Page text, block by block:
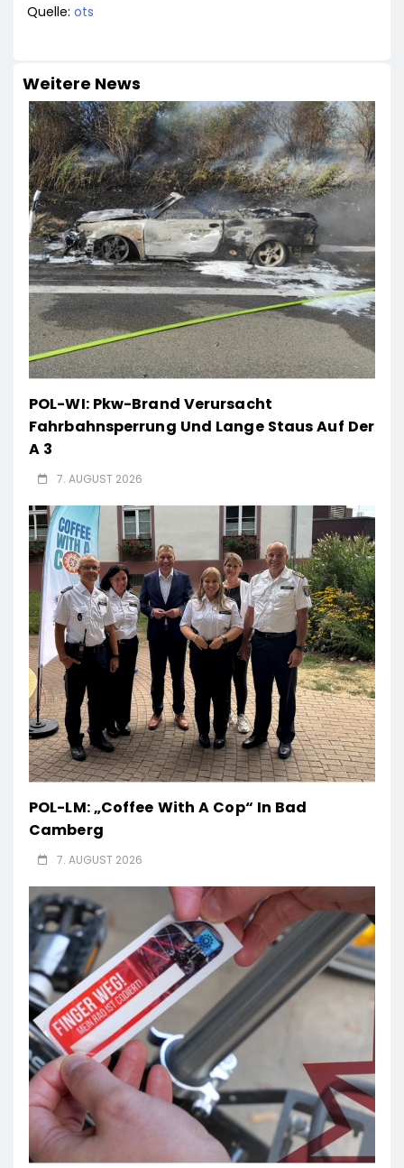
Quelle: ots
Weitere News
POL-WI: Pkw-Brand Verursacht
Fahrbahnsperrung Und Lange Staus Auf Der
A 3
7. AUGUST 2026
POL-LM: „Coffee With A Cop“ In Bad
Camberg
7. AUGUST 2026